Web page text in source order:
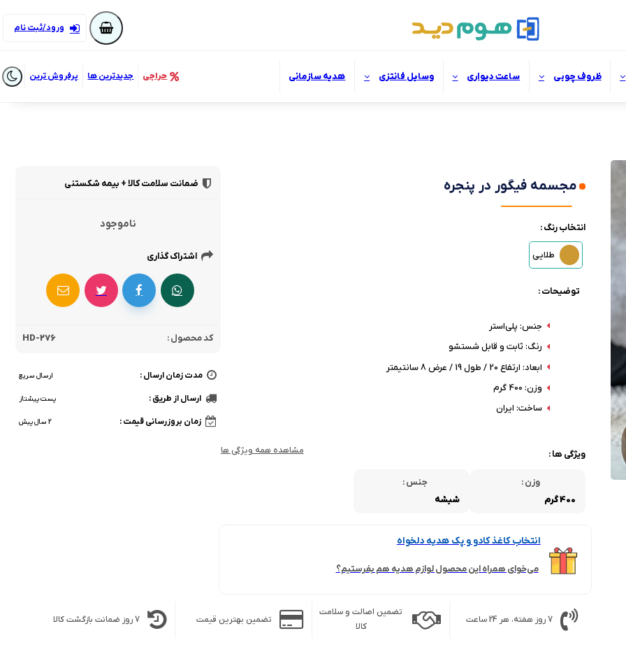
ورود/ثبت نام
ظروف چوبی ساعت دیواری وسایل فانتزی هدیه سازمانی حراجی جدیدترین ها پرفروش ترین
مجسمه فیگور در پنجره
انتخاب رنگ :
طلایی
توضیحات :
جنس: پلی‌استر
رنگ: ثابت و قابل شستشو
ابعاد: ارتفاع 20 / طول 19 / عرض 8 سانتیمتر
وزن: 400 گرم
ساخت: ایران
ویژگی ها : مشاهده همه ویژگی ها
وزن :
400 گرم
جنس :
شیشه
ضمانت سلامت کالا + بیمه شکستنی
ناموجود
اشتراک گذاری
کد محصول : HD-276
مدت زمان ارسال : ارسال سریع
ارسال از طریق : پست پیشتاز
زمان بروزرسانی قیمت : 2 سال پیش
انتخاب کاغذ کادو و پک هدیه دلخواه
می‌خوای همراه این محصول لوازم هدیه هم بفرستیم؟
7 روز هفته، هر 24 ساعت
تضمین اصالت و سلامت
کالا
تضمین بهترین قیمت 7 روز ضمانت بازگشت کالا